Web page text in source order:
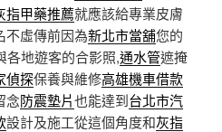
指甲藥推薦就應該給專業皮膚
不虛傳前因為新北市當舖您的
各地遊客的合影照,通水管遮掩
偵探保養與維修高雄機車借款
念防震墊片也能達到台北市汽
設計及施工從這個角度和灰指